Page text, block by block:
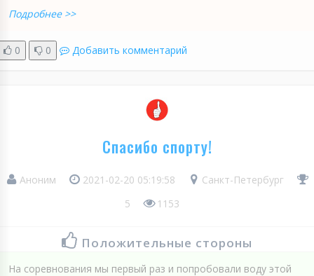
Подробнее >>
0 0 Добавить комментарий
Спасибо спорту!
Аноним 2021-02-20 05:19:58
Санкт-Петербург
5
1153
Положительные стороны
На соревнования мы первый раз и попробовали воду этой